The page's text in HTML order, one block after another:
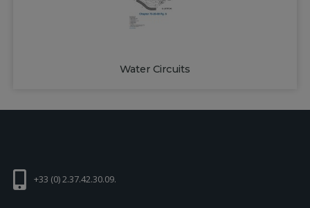
Water Circuits
+33 (0) 2.37.42.30.09.